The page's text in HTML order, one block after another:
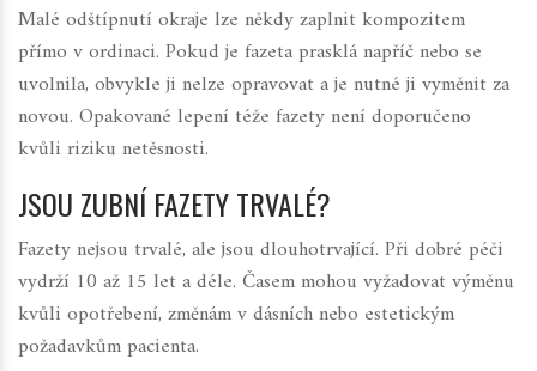
Malé odštípnutí okraje lze někdy zaplnit kompozitem
přímo v ordinaci. Pokud je fazeta prasklá napříč nebo se
uvolnila, obvykle ji nelze opravovat a je nutné ji vyměnit za
novou. Opakované lepení téže fazety není doporučeno
kvůli riziku netěsnosti.
JSOU ZUBNÍ FAZETY TRVALÉ?
Fazety nejsou trvalé, ale jsou dlouhotrvající. Při dobré péči
vydrží 10 až 15 let a déle. Časem mohou vyžadovat výměnu
kvůli opotřebení, změnám v dásních nebo estetickým
požadavkům pacienta.